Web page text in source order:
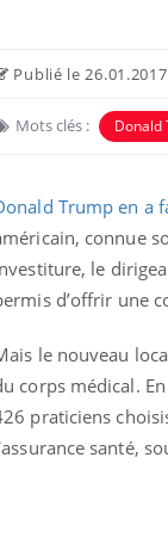
Publié le
Mots clés : Donald
Trump en a
connue
le
d’offrir une
le nouveau
corps médical.
praticiens
santé,
Hantavirus :
détecté chez